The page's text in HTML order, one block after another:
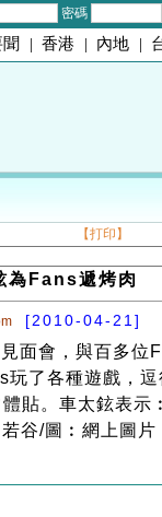
密碼
| 香港 | 內地 |
【打印】
為Fans遞烤肉
[2010-04-21]
面會，與百多位
了各種遊戲，
貼。車太鉉表示
谷/圖︰網上圖片